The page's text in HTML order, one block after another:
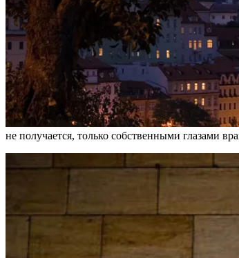
не получается, только собственными глазами